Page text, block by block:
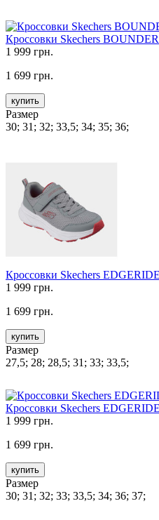
Кроссовки Skechers
1 999 грн.
1 699 грн.
купить
Размер
30; 31; 32; 33,5; 34; 35; 36;
Кроссовки Skechers
1 999 грн.
1 699 грн.
купить
Размер
27,5; 28; 28,5; 31; 33; 33,5;
Кроссовки Skechers
1 999 грн.
1 699 грн.
купить
Размер
30; 31; 32; 33; 33,5; 34; 36; 37;